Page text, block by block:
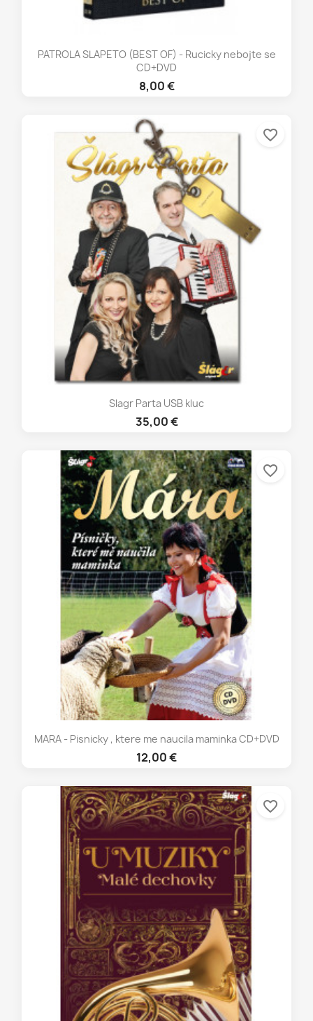
PATROLA SLAPETO (BEST OF) - Rucicky nebojte se
CD+DVD
8,00 €
Slagr Parta USB kluc
35,00 €
favorite_border
MARA - Pisnicky , ktere me naucila maminka CD+DVD
12,00 €
favorite_border
favorite_border